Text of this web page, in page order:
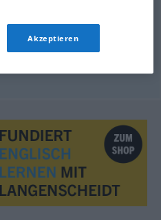
Vertreibung,Exilierung
Akzeptieren